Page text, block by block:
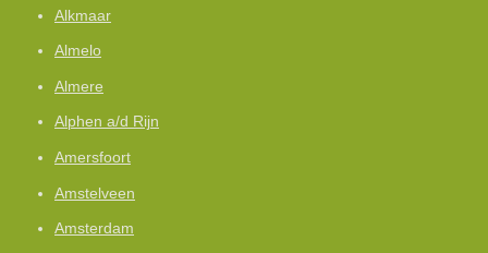
Alkmaar
Almelo
Almere
Alphen a/d Rijn
Amersfoort
Amstelveen
Amsterdam